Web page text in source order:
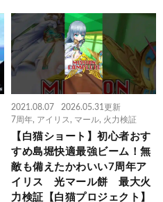
2021.08.07
2026.05.31更新
7周年, アイリス, マール, 火力検証
【白猫ショート】初心者おす
すめ島堀快適最強ビーム！無
敵も備えたかわいい7周年ア
イリス 光マール餅 最大火
力検証【白猫プロジェクト】